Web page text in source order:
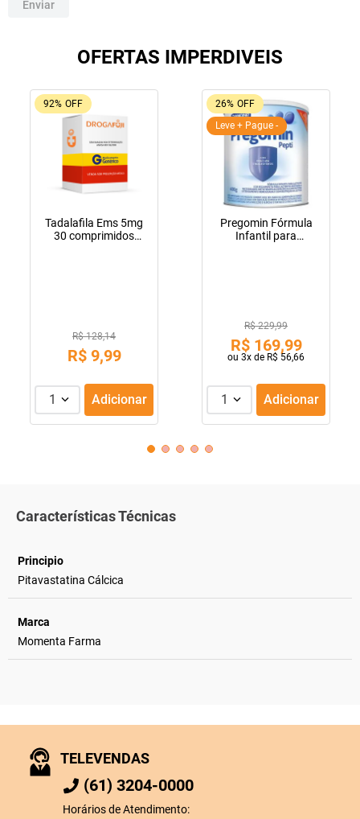
Enviar
OFERTAS IMPERDIVEIS
92% OFF
Tadalafila Ems 5mg
30 comprimidos
R$ 128,14
R$ 9,99
1 Adicionar
26% OFF
Leve + Pague -
Pregomin Fórmula
Infantil para
R$ 229,99
R$ 169,99
ou 3x de R$ 56,66
1 Adicionar
Características Técnicas
Principio
Pitavastatina Cálcica
Marca
Momenta Farma
TELEVENDAS
(61) 3204-0000
Horários de Atendimento: